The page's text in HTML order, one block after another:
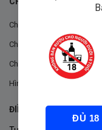
Chính sách chung
Chính sách đổi trả
Chính sách mua hàng
Hình thức thanh toán
ĐIỀU KHOẢN VÀ CHÍNH
ĐỦ 18